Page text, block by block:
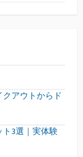
アウトからド
ト3選｜実体験